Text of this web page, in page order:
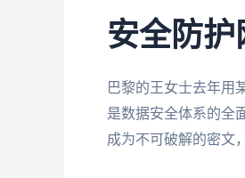
安全防护
巴黎的王女士去年用
是数据安全体系的全
成为不可破解的密文